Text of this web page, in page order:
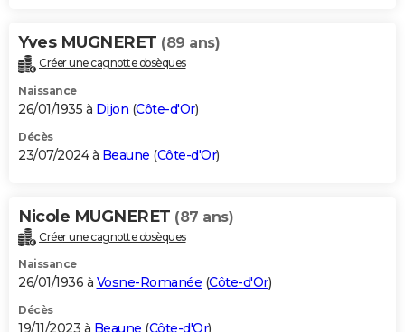
Yves MUGNERET (89 ans)
Créer une cagnotte obsèques
Naissance
26/01/1935 à Dijon (Côte-d'Or)
Décès
23/07/2024 à Beaune (Côte-d'Or)
Nicole MUGNERET (87 ans)
Créer une cagnotte obsèques
Naissance
26/01/1936 à Vosne-Romanée (Côte-d'Or)
Décès